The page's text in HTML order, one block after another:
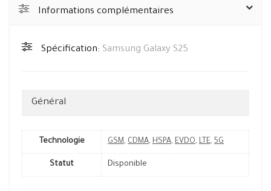
Informations complémentaires
Spécification: Samsung Galaxy S25
Général
Technologie GSM, CDMA, HSPA, EVDO, LTE, 5G
Statut Disponible